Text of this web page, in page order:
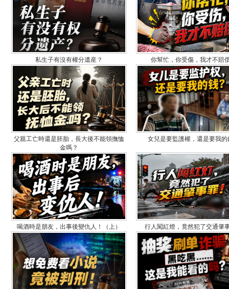
私生子有沒有權分遺産？ 你幫忙，你受傷，我才不賠
父親工亡時還是胚胎，長大後不能領撫恤
金嗎？
女兒是要監護權，還是要我的
喝酒時是朋友，出事後變仇人！（上） 行人闖紅燈，竟然犯了交通肇